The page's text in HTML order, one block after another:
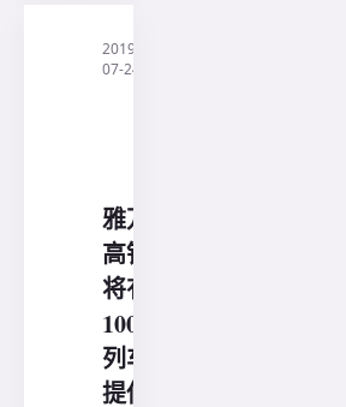
2019-
07-24
雅万
高铁
将有
100
列车
提供